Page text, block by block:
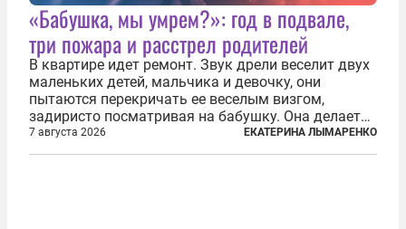
«Бабушка, мы умрем?»: год в подвале,
три пожара и расстрел родителей
В квартире идет ремонт. Звук дрели веселит двух
маленьких детей, мальчика и девочку, они
пытаются перекричать ее веселым визгом,
задиристо посматривая на бабушку. Она делает
им замечание, но внуки чувствуют, что она
сердится невсерьез. И это правда: дрель, конечно,
7 августа 2026 ЕКАТЕРИНА ЛЫМАРЕНКО